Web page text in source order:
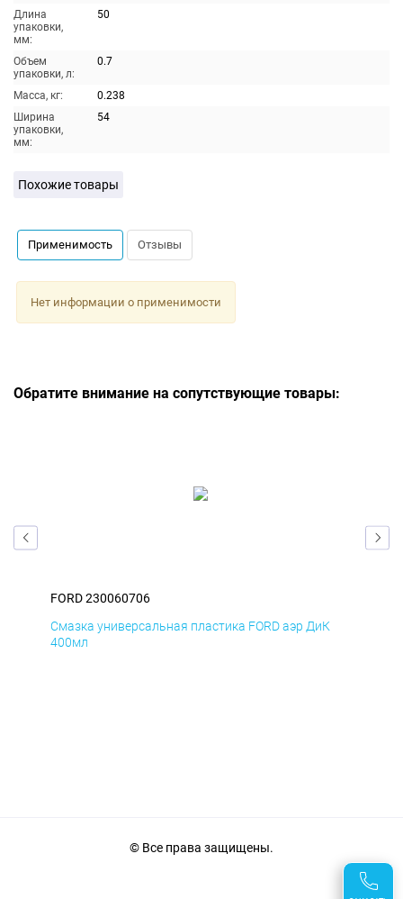
Длина
упаковки,
мм:
50
Объем
упаковки, л:
0.7
Масса, кг:
0.238
Ширина
упаковки,
мм:
54
Похожие товары
Применимость Отзывы
Нет информации о применимости
Обратите внимание на сопутствующие товары:
FORD 230060706
Смазка универсальная пластика FORD аэр ДиК
400мл
© Все права защищены.